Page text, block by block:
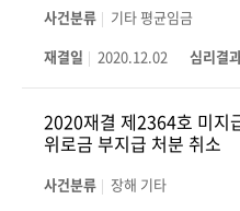
사건분류
기타 평균임금
재결일
2020.12.02 심리결
2020재결 제2364호 미지
위로금 부지급 처분 취소
사건분류
장해 기타